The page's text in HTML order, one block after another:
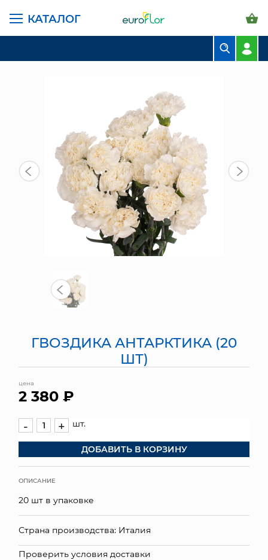
КАТАЛОГ
ЦВЕТЫ В ПАЧКАХ
СВАДЕБНАЯ ФЛОРИСТИКА
КОМНАТНЫЕ РАСТЕНИЯ
ГОРШКИ И КАШПО
ГРУНТЫ И УДОБРЕНИЯ
ПРЕДМЕТЫ ИНТЕРЬЕРА
ЯЩИКИ
СУНДУКИ
ПОДАРОЧНЫЕ КАРТЫ
ДОСТАВКА И ОПЛАТА
КОНТАКТЫ
ГЛАВНАЯ СТРАНИЦА КАТАЛОГ ЦВЕТЫ В ПАЧКАХ
ГВОЗДИКА АНТАРКТИКА (20
ШТ)
цена
2 380 ₽
- + шт.
ДОБАВИТЬ В КОРЗИНУ
ОПИСАНИЕ
20 шт в упаковке
Страна производства: Италия
Проверить условия доставки